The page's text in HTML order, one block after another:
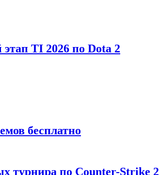
TI 2026 по Dota 2
бесплатно
турнира по Counter-Strike 2